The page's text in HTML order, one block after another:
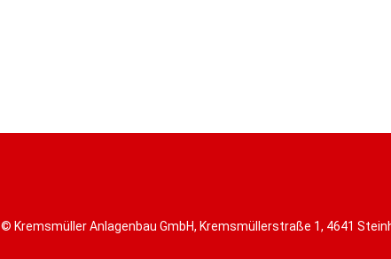
© Kremsmüller Anlagenbau GmbH, Kremsmüllerstraße 1, 4641